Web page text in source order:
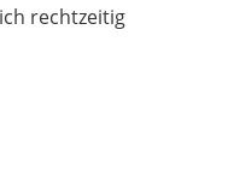
rechtzeitig